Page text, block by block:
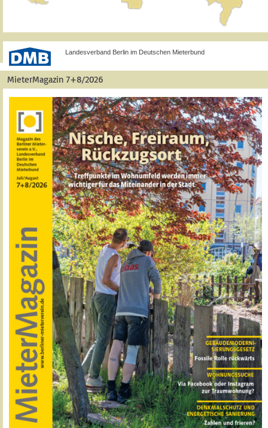
Landesverband Berlin im Deutschen Mieterbund
MieterMagazin 7+8/2026